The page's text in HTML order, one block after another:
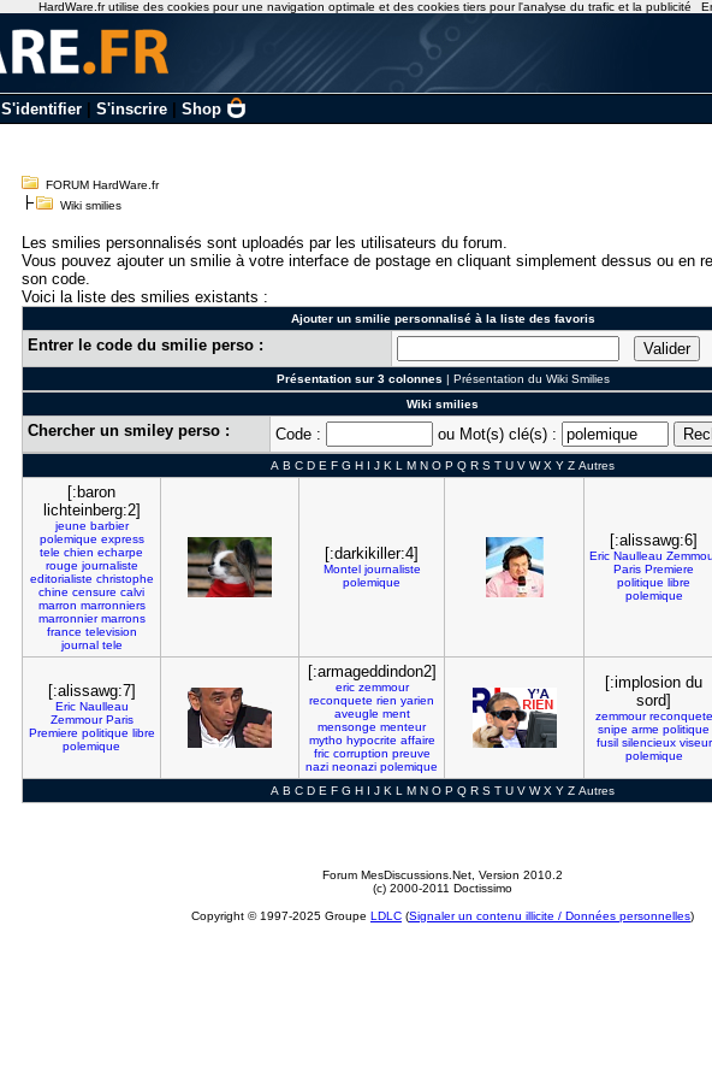
S'identifier| S'inscrire| Shop
FORUM HardWare.fr
Wiki smilies
Les smilies personnalisés sont uploadés par les utilisateurs du forum.
Vous pouvez ajouter un smilie à votre interface de postage en cliquant simplement dessus ou en
son code.
Voici la liste des smilies existants :
Ajouter un smilie personnalisé à la liste des favoris
Entrer le code du smilie perso :
Présentation sur 3 colonnes | Présentation du Wiki Smilies
Wiki smilies
Chercher un smiley perso : Code : ou Mot(s) clé(s) :
A B C D E F G H I J K L M N O P Q R S T U V W X Y Z Autres
[:baron
lichteinberg:2]
jeune barbier
polemique express
tele chien echarpe
rouge journaliste
editorialiste christophe
chine censure calvi
marron marronniers
marronnier marrons
france television
journal tele
[:darkikiller:4]
Montel journaliste
polemique
[:alissawg:6]
Eric Naulleau
Paris Premiere
politique libre
polemique
[:alissawg:7]
Eric Naulleau
Zemmour Paris
Premiere politique libre
polemique
[:armageddindon2]
eric zemmour
reconquete rien yarien
aveugle ment
mensonge menteur
mytho hypocrite affaire
fric corruption preuve
nazi neonazi polemique
[:implosion du
sord]
zemmour reconquete
snipe arme politique
fusil silencieux viseur
polemique
A B C D E F G H I J K L M N O P Q R S T U V W X Y Z Autres
Forum MesDiscussions.Net , Version 2010.2
(c) 2000-2011 Doctissimo
Copyright © 1997-2025 Groupe LDLC (Signaler un contenu illicite / Données personnelles)
HardWare.fr utilise des cookies pour une navigation optimale et des cookies tiers pour l'analyse du trafic et la publicité